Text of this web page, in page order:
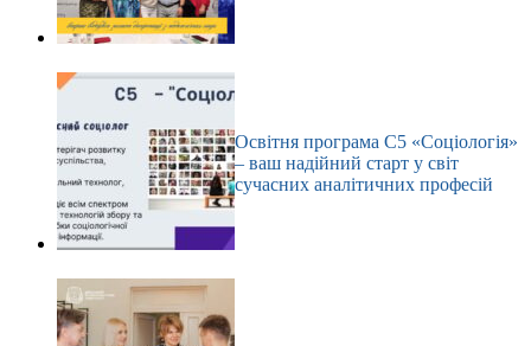
Освітня програма С5 «Соціологія»
– ваш надійний старт у світ
сучасних аналітичних професій